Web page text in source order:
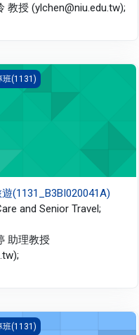
教授 (ylchen@niu.edu.tw);
班(1131)
(1131_B3BI020041A)
and Senior Travel;
助理教授
班(1131)